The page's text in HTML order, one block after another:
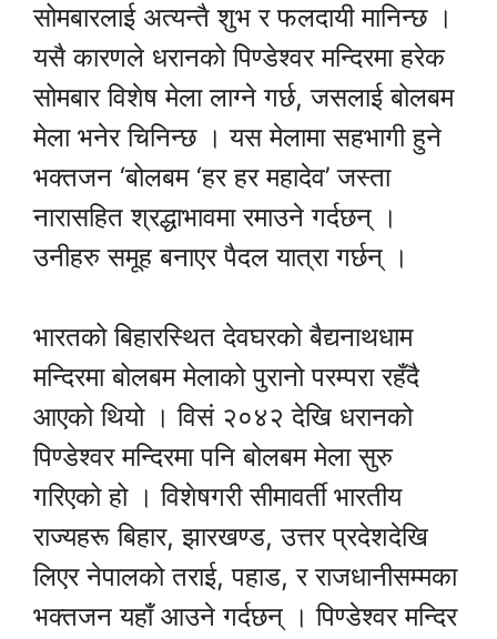
सोमबारलाई अत्यन्तै शुभ र फलदायी मानिन्छ ।
यसै कारणले धरानको पिण्डेश्वर मन्दिरमा हरेक
सोमबार विशेष मेला लाग्ने गर्छ, जसलाई बोलबम
मेला भनेर चिनिन्छ । यस मेलामा सहभागी हुने
भक्तजन ‘बोलबम ‘हर हर महादेव’ जस्ता
नारासहित श्रद्धाभावमा रमाउने गर्दछन् ।
उनीहरु समूह बनाएर पैदल यात्रा गर्छन् ।
भारतको बिहारस्थित देवघरको बैद्यनाथधाम
मन्दिरमा बोलबम मेलाको पुरानो परम्परा रहँदै
आएको थियो । विसं २०४२ देखि धरानको
पिण्डेश्वर मन्दिरमा पनि बोलबम मेला सुरु
गरिएको हो । विशेषगरी सीमावर्ती भारतीय
राज्यहरू बिहार, झारखण्ड, उत्तर प्रदेशदेखि
लिएर नेपालको तराई, पहाड, र राजधानीसम्मका
भक्तजन यहाँ आउने गर्दछन् । पिण्डेश्वर मन्दिर